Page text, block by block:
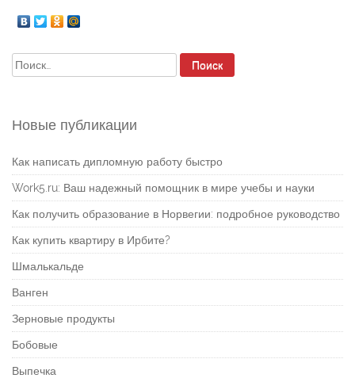
Найти:
Новые публикации
Как написать дипломную работу быстро
Work5.ru: Ваш надежный помощник в мире учебы и науки
Как получить образование в Норвегии: подробное руководство
Как купить квартиру в Ирбите?
Шмалькальде
Ванген
Зерновые продукты
Бобовые
Выпечка